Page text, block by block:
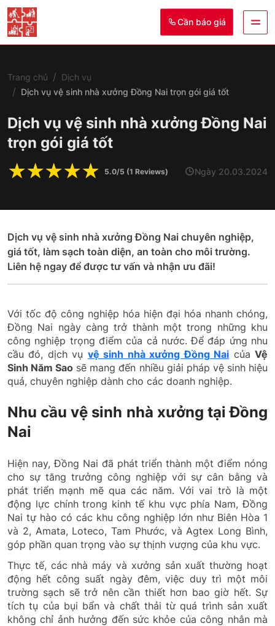
Cần báo giá
Trang chủ
Dịch vụ
Dịch vụ vệ sinh nhà xưởng Đồng Nai trọn gói giá tốt
Dịch vụ vệ sinh nhà xưởng Đồng Nai
trọn gói giá tốt
☆
☆
☆
☆
☆ 5.0/5 (1 Reviews) Ngày 20.03.2024
Dịch vụ vệ sinh nhà xưởng Đồng Nai chuyên nghiệp,
giá tốt, làm sạch toàn diện, an toàn cho môi trường.
Liên hệ ngay để được tư vấn và nhận ưu đãi!
Với tốc độ công nghiệp hóa hiện đại hóa nhanh chóng,
Đồng Nai ngày càng trở thành một trong những khu
công nghiệp trọng điểm của cả nước. Để đáp ứng nhu
cầu đó, dịch vụ vệ sinh nhà xưởng Đồng Nai củaVệ
Sinh Năm Sao sẽ mang đến nhiều giải pháp vệ sinh hiệu
quả, chuyên nghiệp dành cho các doanh nghiệp.
Nhu cầu vệ sinh nhà xưởng tại Đồng
Nai
Hiện nay, Đồng Nai đã phát triển thành một điểm nóng
cho sự tăng trưởng công nghiệp với sự cân bằng và
phát triển mạnh mẽ qua các năm. Với vai trò là một
động lực chính trong kinh tế khu vực phía Nam, Đồng
Nai tự hào có các khu công nghiệp lớn như Biên Hòa 1
và 2, Amata, Loteco, Tam Phước, và Agtex Long Bình,
góp phần quan trọng vào sự thịnh vượng của khu vực.
Thực tế, các nhà máy và xưởng sản xuất thường hoạt
động hết công suất ngày đêm, việc duy trì một môi
trường sạch sẽ trở nên cần thiết hơn bao giờ hết. Sự
tích tụ của bụi bẩn và chất thải từ quá trình sản xuất
không chỉ ảnh hưởng đến sức khỏe của công nhân mà